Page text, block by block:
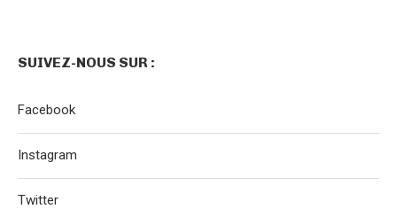
SUIVEZ-NOUS SUR :
Facebook
Instagram
Twitter